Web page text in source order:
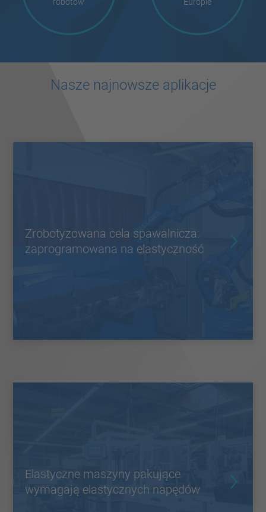
robotów
Europie
Nasze najnowsze aplikacje
Zrobotyzowana cela spawalnicza:
zaprogramowana na elastyczność
Elastyczne maszyny pakujące
wymagają elastycznych napędów